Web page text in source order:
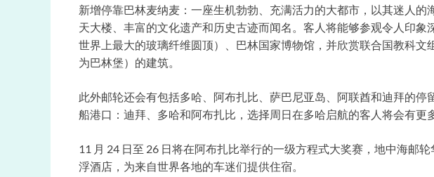
新增停靠巴林麦纳麦：一座生机勃勃、充满活力的大都市，以其迷人的
天大楼、丰富的文化遗产和历史古迹而闻名。客人将能够参观令人印象
世界上最大的玻璃纤维圆顶）、巴林国家博物馆，并欣赏联合国教科文
为巴林堡）的建筑。
此外邮轮还会有包括多哈、阿布扎比、萨巴尼亚岛、阿联酋和迪拜的停
船港口：迪拜、多哈和阿布扎比，选择周日在多哈启航的客人将会有更
11 月 24 日至 26 日将在阿布扎比举行的​​一级方程式大奖赛，地中海邮
浮酒店，为来自世界各地的车迷们提供住宿。